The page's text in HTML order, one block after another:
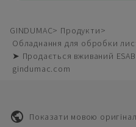
GINDUMAC
Продукти
Обладнання для обробки
➤ Продається вживаний
gindumac.com
Показати мовою